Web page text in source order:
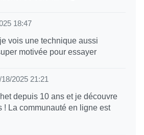
18:47
vois une technique aussi
motivée pour essayer
2025 21:21
depuis 10 ans et je découvre
! La communauté en ligne est